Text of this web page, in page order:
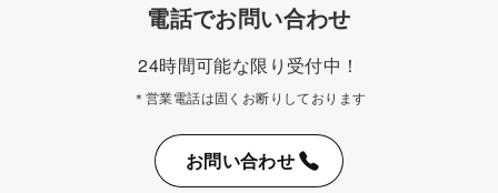
電話でお問い合わせ
24時間可能な限り受付中！
＊営業電話は固くお断りしております
お問い合わせ